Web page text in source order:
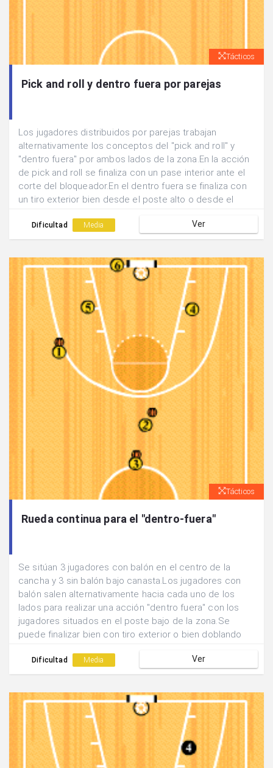
Tácticos
Pick and roll y dentro fuera por parejas
Los jugadores distribuidos por parejas trabajan
alternativamente los conceptos del "pick and roll" y
"dentro fuera" por ambos lados de la zona.En la acción
de pick and roll se finaliza con un pase interior ante el
corte del bloqueador.En el dentro fuera se finaliza con
un tiro exterior bien desde el poste alto o desde el
jugadores vuelven a media cancha y cambian las
funciones.
Dificultad Media Ver
Tácticos
Rueda continua para el "dentro-fuera"
Se sitúan 3 jugadores con balón en el centro de la
cancha y 3 sin balón bajo canasta.Los jugadores con
balón salen alternativamente hacia cada uno de los
lados para realizar una acción "dentro fuera" con los
jugadores situados en el poste bajo de la zona.Se
puede finalizar bien con tiro exterior o bien doblando
pivot.Los pivots rotan las posiciones cada vez que
hacen una acción.A un tiempo determinado se cambian
Dificultad Media Ver